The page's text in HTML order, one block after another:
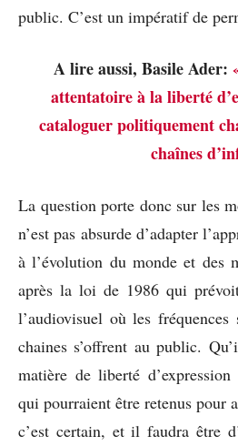
public. C’est un impératif de
A lire aussi, Basile Ader:
attentatoire à la liberté
cataloguer politiquement
chaînes
La question porte donc sur les
n’est pas absurde d’adapter
à l’évolution du monde et des
après la loi de 1986 qui
l’audiovisuel où les
chaines s’offrent au public.
matière de liberté
qui pourraient être retenus pour
c’est certain, et il faudra être